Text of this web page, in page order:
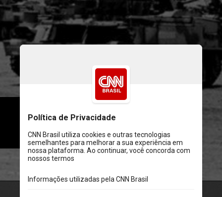
risco que ela teve que tomar
durante o conflito